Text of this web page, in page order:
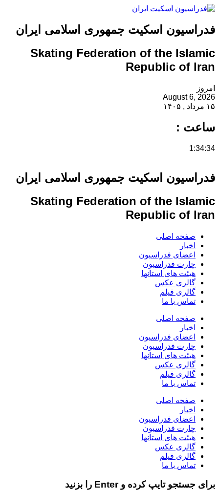
فدراسیون اسکیت جمهوری اسلامی ایران
Skating Federation of the Islamic
Republic of Iran
امروز
August 6, 2026
۱۵ مرداد , ۱۴۰۵
ساعت :
1:34:34
فدراسیون اسکیت جمهوری اسلامی ایران
Skating Federation of the Islamic
Republic of Iran
صفحه اصلی
اخبار
اعضای فدراسیون
چارت فدراسیون
هیئت های استانها
گالری عکس
گالری فیلم
تماس با ما
صفحه اصلی
اخبار
اعضای فدراسیون
چارت فدراسیون
هیئت های استانها
گالری عکس
گالری فیلم
تماس با ما
صفحه اصلی
اخبار
اعضای فدراسیون
چارت فدراسیون
هیئت های استانها
گالری عکس
گالری فیلم
تماس با ما
برای جستجو تایپ کرده و Enter را بزنید